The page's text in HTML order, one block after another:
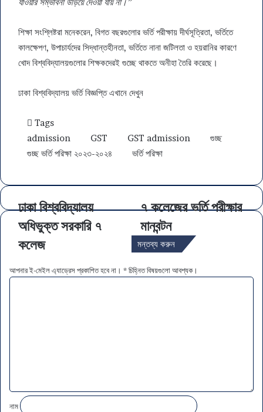
শিক্ষা সংশ্লিষ্টরা মনেকরেন, বিগত বছরগুলোর ভর্তি পরীক্ষায় দীর্ঘসূত্রিতা, ভর্তিতে
কালক্ষেপণ, উপাচার্যদের সিদ্ধান্তহীনতা, ভর্তিতে নানা জটিলতা ও হয়রানির কারণে
খোদ বিশ্ববিদ্যালয়গুলোর শিক্ষকদেরই গুচ্ছে থাকতে অনীহা তৈরি করেছে।
ঢাকা বিশ্ববিদ্যালয় ভর্তি বিজ্ঞপ্তিএখানে দেখুন
Tags
admission
GST GST admission
গুচ্ছ
গুচ্ছ ভর্তি পরিক্ষা ২০২৩-২০২৪
ভর্তি পরিক্ষা
ঢাকা বিশ্ববিদ্যালয়
অধিভুক্ত সরকারি ৭
কলেজ
৭ কলেজের ভর্তি পরীক্ষার
মানবন্টন
মন্তব্য করুন
আপনার ই-মেইল এ্যাড্রেস প্রকাশিত হবে না। *চিহ্নিত বিষয়গুলো আবশ্যক।
ম
নাম